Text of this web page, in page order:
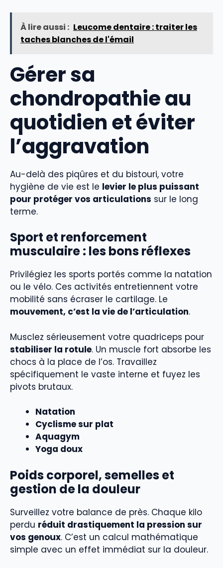
À lire aussi : Leucome dentaire : traiter les
taches blanches de l'émail
Gérer sa
chondropathie au
quotidien et éviter
l’aggravation
Au-delà des piqûres et du bistouri, votre
hygiène de vie est le levier le plus puissant
pour protéger vos articulations sur le long
terme.
Sport et renforcement
musculaire : les bons réflexes
Privilégiez les sports portés comme la natation
ou le vélo. Ces activités entretiennent votre
mobilité sans écraser le cartilage. Le
mouvement, c’est la vie de l’articulation.
Musclez sérieusement votre quadriceps pour
stabiliser la rotule. Un muscle fort absorbe les
chocs à la place de l’os. Travaillez
spécifiquement le vaste interne et fuyez les
pivots brutaux.
Natation
Cyclisme sur plat
Aquagym
Yoga doux
Poids corporel, semelles et
gestion de la douleur
Surveillez votre balance de près. Chaque kilo
perdu réduit drastiquement la pression sur
vos genoux. C’est un calcul mathématique
simple avec un effet immédiat sur la douleur.